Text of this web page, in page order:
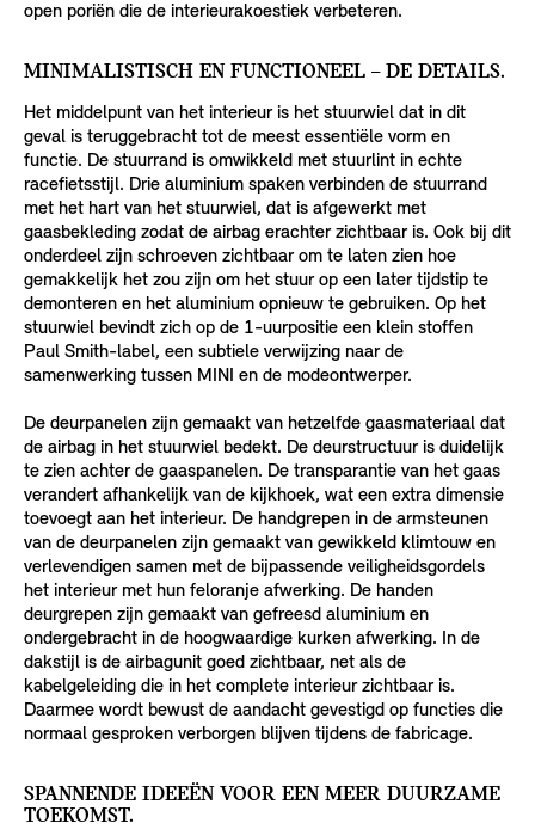
open poriën die de interieurakoestiek verbeteren.
MINIMALISTISCH EN FUNCTIONEEL – DE DETAILS.
Het middelpunt van het interieur is het stuurwiel dat in dit
geval is teruggebracht tot de meest essentiële vorm en
functie. De stuurrand is omwikkeld met stuurlint in echte
racefietsstijl. Drie aluminium spaken verbinden de stuurrand
met het hart van het stuurwiel, dat is afgewerkt met
gaasbekleding zodat de airbag erachter zichtbaar is. Ook bij dit
onderdeel zijn schroeven zichtbaar om te laten zien hoe
gemakkelijk het zou zijn om het stuur op een later tijdstip te
demonteren en het aluminium opnieuw te gebruiken. Op het
stuurwiel bevindt zich op de 1-uurpositie een klein stoffen
Paul Smith-label, een subtiele verwijzing naar de
samenwerking tussen MINI en de modeontwerper.
De deurpanelen zijn gemaakt van hetzelfde gaasmateriaal dat
de airbag in het stuurwiel bedekt. De deurstructuur is duidelijk
te zien achter de gaaspanelen. De transparantie van het gaas
verandert afhankelijk van de kijkhoek, wat een extra dimensie
toevoegt aan het interieur. De handgrepen in de armsteunen
van de deurpanelen zijn gemaakt van gewikkeld klimtouw en
verlevendigen samen met de bijpassende veiligheidsgordels
het interieur met hun feloranje afwerking. De handen
deurgrepen zijn gemaakt van gefreesd aluminium en
ondergebracht in de hoogwaardige kurken afwerking. In de
dakstijl is de airbagunit goed zichtbaar, net als de
kabelgeleiding die in het complete interieur zichtbaar is.
Daarmee wordt bewust de aandacht gevestigd op functies die
normaal gesproken verborgen blijven tijdens de fabricage.
SPANNENDE IDEEËN VOOR EEN MEER DUURZAME
TOEKOMST.